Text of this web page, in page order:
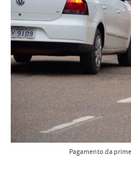
Pagamento da